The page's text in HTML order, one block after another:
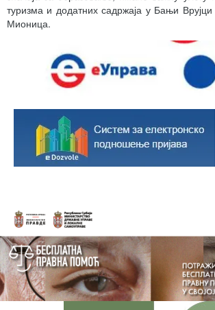
туризма и додатних садржаја у Бањи Врујци
Мионица.